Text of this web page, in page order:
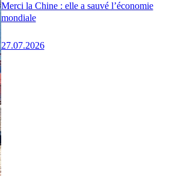
Merci la Chine : elle a sauvé l’économie
mondiale
27.07.2026